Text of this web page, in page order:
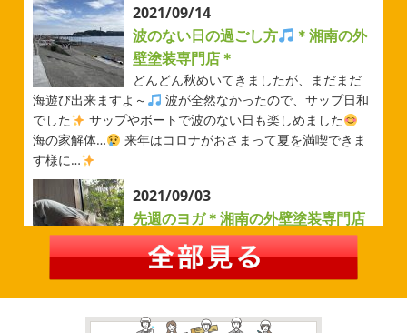
ベルマーレ
川・茅ヶ崎・小田原外壁塗装専門店
＊
みなさんこんにちは(#^.^#)
先日は試合の応援に行ったの
でその時の写真を載せようと思います
今シーズン初の応
援(*^▽^*) 弊社の新しい担当のキクチさんにも会えました
今シーズンもよろしくお願いいたします
自転車
＊横浜・藤沢・寒川・茅
ヶ崎・小田原外壁塗装専門店＊
みなさんこんにちは
ＧＷはいかがお
過ごしですか？ 先日は娘と海沿いにある公園で自転車の練
習に行ってきました
今まではキックボード派だったので
自転車に興味を示さなかったのですが、お友達の影響で欲
しいとお願いされたので ...
2021/09/14
波のない日の過ごし方
＊湘南の外
壁塗装専門店＊
どんどん秋めいてきましたが、まだまだ
海遊び出来ますよ～
波が全然なかったので、サップ日和
でした
サップやボートで波のない日も楽しめました
海の家解体…
来年はコロナがおさまって夏を満喫できま
す様に…
2021/09/03
先週のヨガ＊湘南の外壁塗装専門店
＊
先週のヨガ はい、可愛い～
ダウンド
ッグ
はおちゃんだいぶヨガがお上手に
伸ばしてる後
ろに、はおちゃんが積み上げたヨガブロックが
夏休み中
で先生の息子さんも
先生2人抱っこすごい
子連れ歓迎